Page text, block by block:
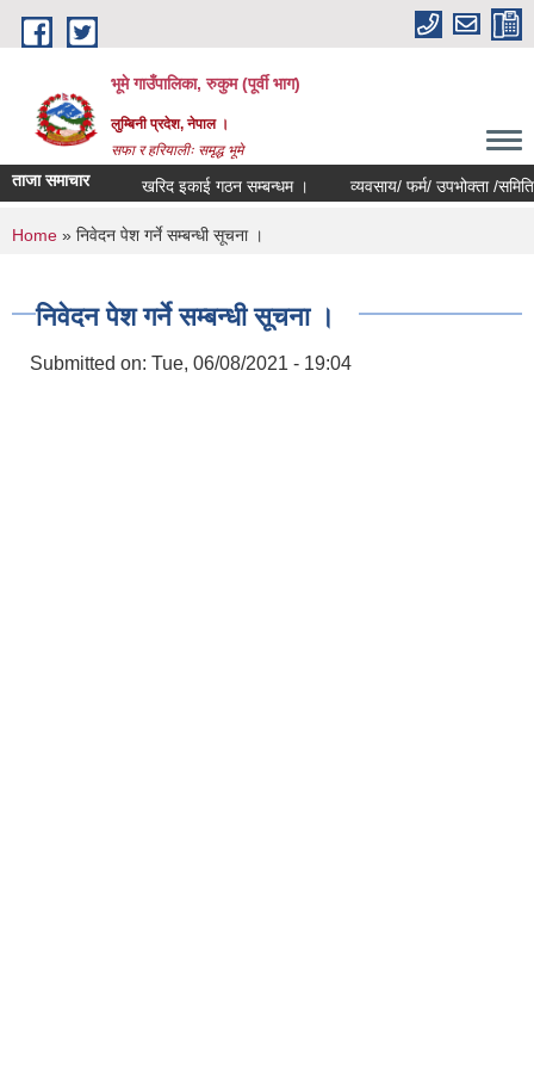
Skip to main content
भूमे गाउँपालिका, रुकुम (पूर्वी भाग)
लुम्बिनी प्रदेश, नेपाल ।
सफा र हरियालीः समृद्ध भूमे
ताजा समाचार खरिद इकाई गठन सम्बन्धम । व्यवसाय/ फर्म/ उपभोक्ता /समिति/
You are here
Home » निवेदन पेश गर्ने सम्बन्धी सूचना ।
निवेदन पेश गर्ने सम्बन्धी सूचना ।
Submitted on: Tue, 06/08/2021 - 19:04